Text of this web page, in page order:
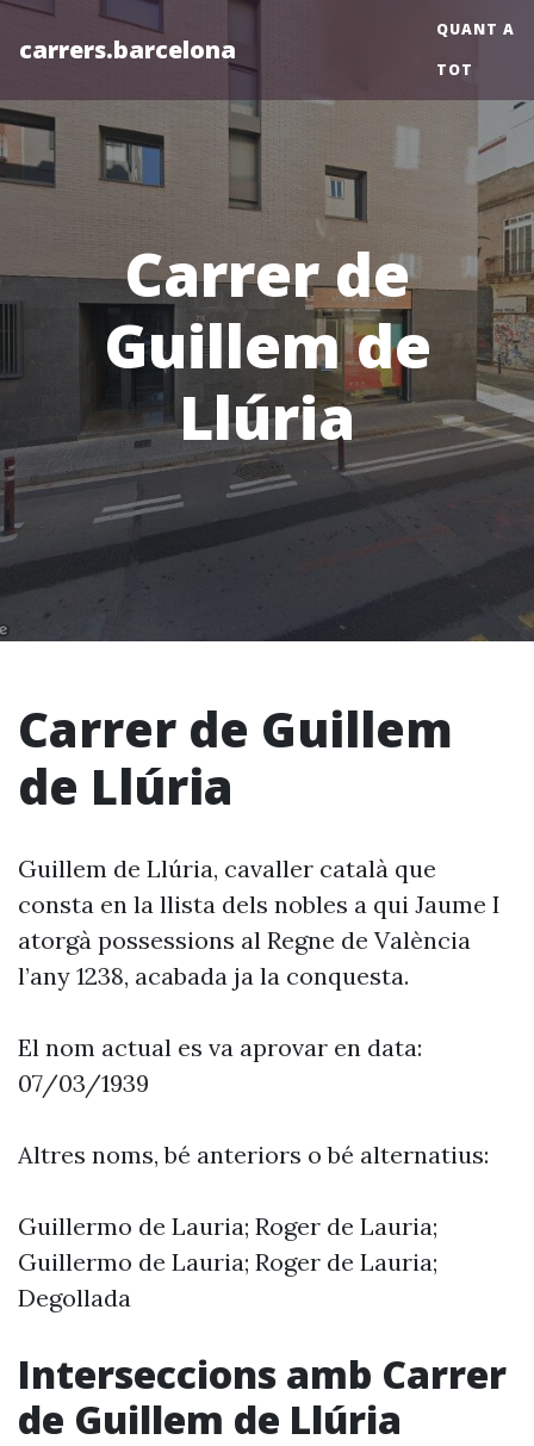
carrers.barcelona
QUANT A
TOT
Carrer de
Guillem de
Llúria
Carrer de Guillem
de Llúria
Guillem de Llúria, cavaller català que
consta en la llista dels nobles a qui Jaume I
atorgà possessions al Regne de València
l’any 1238, acabada ja la conquesta.
El nom actual es va aprovar en data:
07/03/1939
Altres noms, bé anteriors o bé alternatius:
Guillermo de Lauria; Roger de Lauria;
Guillermo de Lauria; Roger de Lauria;
Degollada
Interseccions amb Carrer
de Guillem de Llúria